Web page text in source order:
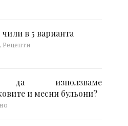
в 5 варианта
Рецепти
използваме
и месни бульони?